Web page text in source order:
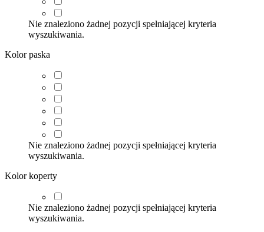
Nie znaleziono żadnej pozycji spełniającej kryteria
wyszukiwania.
Kolor paska
Nie znaleziono żadnej pozycji spełniającej kryteria
wyszukiwania.
Kolor koperty
Nie znaleziono żadnej pozycji spełniającej kryteria
wyszukiwania.